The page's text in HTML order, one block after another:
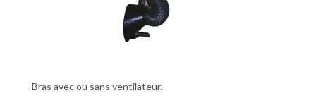
Bras avec ou sans ventilateur.